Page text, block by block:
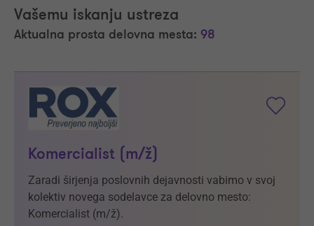
Vašemu iskanju ustreza
Aktualna prosta delovna mesta: 98
Komercialist (m/ž)
Zaradi širjenja poslovnih dejavnosti vabimo v svoj
kolektiv novega sodelavce za delovno mesto:
Komercialist (m/ž).